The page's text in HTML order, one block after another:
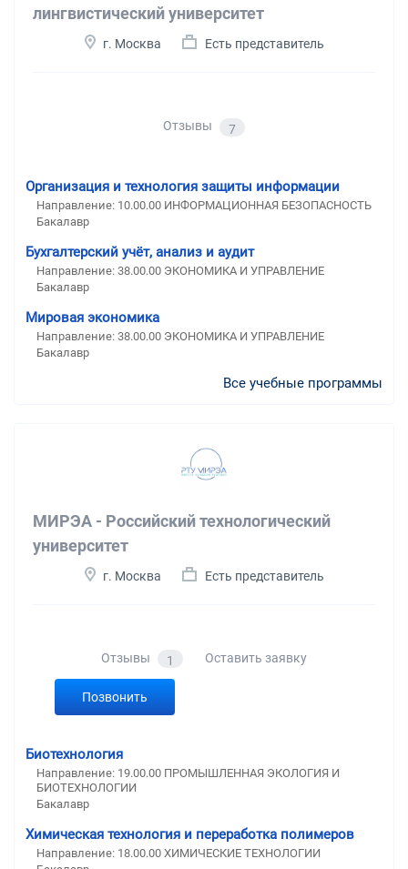
лингвистический университет
г. Москва Есть представитель
Отзывы 7
Организация и технология защиты информации
Направление: 10.00.00 ИНФОРМАЦИОННАЯ БЕЗОПАСНОСТЬ
Бакалавр
Бухгалтерский учёт, анализ и аудит
Направление: 38.00.00 ЭКОНОМИКА И УПРАВЛЕНИЕ
Бакалавр
Мировая экономика
Направление: 38.00.00 ЭКОНОМИКА И УПРАВЛЕНИЕ
Бакалавр
Все учебные программы
МИРЭА - Российский технологический
университет
г. Москва Есть представитель
Отзывы 1 Оставить заявку
Позвонить
Биотехнология
Направление: 19.00.00 ПРОМЫШЛЕННАЯ ЭКОЛОГИЯ И
БИОТЕХНОЛОГИИ
Бакалавр
Химическая технология и переработка полимеров
Направление: 18.00.00 ХИМИЧЕСКИЕ ТЕХНОЛОГИИ